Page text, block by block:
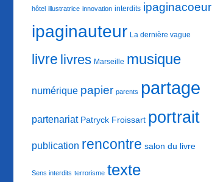
hôtel illustratrice innovation interdits ipaginacoeur
ipaginauteur La dernière vague
livre livres Marseille musique
numérique papier parents partage
partenariat Patryck Froissart portrait
publication rencontre salon du livre
Sens interdits terrorisme texte